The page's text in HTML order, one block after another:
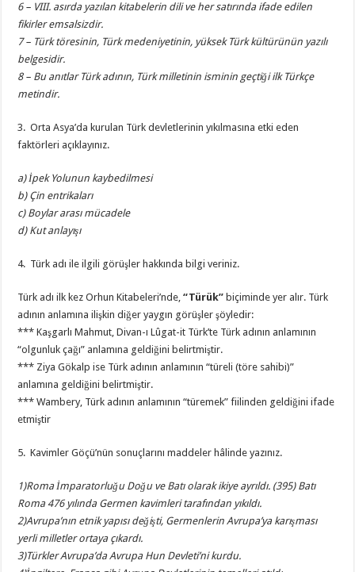
6 – VIII. asırda yazılan kitabelerin dili ve her satırında ifade edilen
fikirler emsalsizdir.
7 – Türk töresinin, Türk medeniyetinin, yüksek Türk kültürünün yazılı
belgesidir.
8 – Bu anıtlar Türk adının, Türk milletinin isminin geçtiği ilk Türkçe
metindir.
3. Orta Asya’da kurulan Türk devletlerinin yıkılmasına etki eden
faktörleri açıklayınız.
a) İpek Yolunun kaybedilmesi
b) Çin entrikaları
c) Boylar arası mücadele
d) Kut anlayışı
4. Türk adı ile ilgili görüşler hakkında bilgi veriniz.
Türk adı ilk kez Orhun Kitabeleri’nde, “Türük” biçiminde yer alır. Türk
adının anlamına ilişkin diğer yaygın görüşler şöyledir:
*** Kaşgarlı Mahmut, Divan-ı Lûgat-it Türk’te Türk adının anlamının
“olgunluk çağı” anlamına geldiğini belirtmiştir.
*** Ziya Gökalp ise Türk adının anlamının “türeli (töre sahibi)”
anlamına geldiğini belirtmiştir.
*** Wambery, Türk adının anlamının “türemek” fiilinden geldiğini ifade
etmiştir
5. Kavimler Göçü’nün sonuçlarını maddeler hâlinde yazınız.
1)Roma İmparatorluğu Doğu ve Batı olarak ikiye ayrıldı. (395) Batı
Roma 476 yılında Germen kavimleri tarafından yıkıldı.
2)Avrupa’nın etnik yapısı değişti, Germenlerin Avrupa’ya karışması
yerli milletler ortaya çıkardı.
3)Türkler Avrupa’da Avrupa Hun Devleti’ni kurdu.